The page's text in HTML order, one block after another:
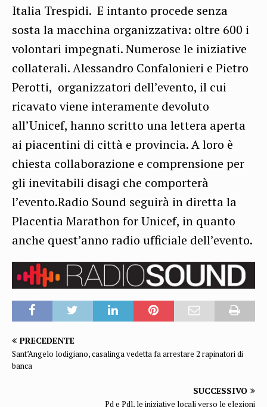
Italia Trespidi. E intanto procede senza
sosta la macchina organizzativa: oltre 600 i
volontari impegnati. Numerose le iniziative
collaterali. Alessandro Confalonieri e Pietro
Perotti, organizzatori dell’evento, il cui
ricavato viene interamente devoluto
all’Unicef, hanno scritto una lettera aperta
ai piacentini di città e provincia. A loro è
chiesta collaborazione e comprensione per
gli inevitabili disagi che comporterà
l’evento.Radio Sound seguirà in diretta la
Placentia Marathon for Unicef, in quanto
anche quest’anno radio ufficiale dell’evento.
PRECEDENTE
Sant’Angelo lodigiano, casalinga vedetta fa arrestare 2 rapinatori di
banca
SUCCESSIVO
Pd e Pdl, le iniziative locali verso le elezioni